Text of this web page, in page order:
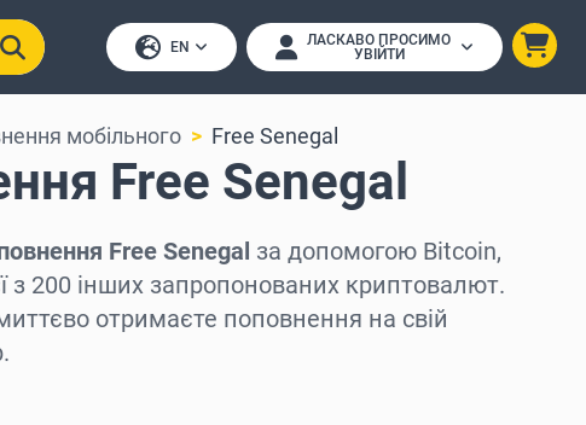
EN
ЛАСКАВО ПРОСИМО
УВІЙТИ
мобільного Free Senegal
Free Senegal
Free Senegal за допомогою Bitcoin,
з 200 інших запропонованих криптовалют.
отримаєте поповнення на свій